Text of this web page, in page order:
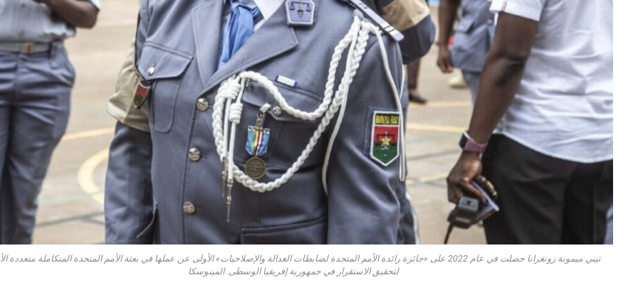
تيني ميمونة زونغرانا حصلت في عام 2022 على «جائزة رائدة الأمم المتحدة لضابطات العدالة والإصلاحيات» الأولى عن عملها في بعثة الأمم المتحدة المتكاملة متعددة
لتحقيق الاستقرار في جمهورية إفريقيا الوسطى. المينوسكا